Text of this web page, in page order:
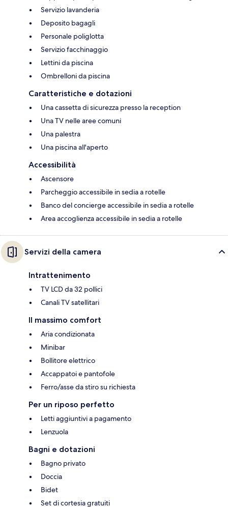
Servizio lavanderia
Deposito bagagli
Personale poliglotta
Servizio facchinaggio
Lettini da piscina
Ombrelloni da piscina
Caratteristiche e dotazioni
Una cassetta di sicurezza presso la reception
Una TV nelle aree comuni
Una palestra
Una piscina all'aperto
Accessibilità
Ascensore
Parcheggio accessibile in sedia a rotelle
Banco del concierge accessibile in sedia a rotelle
Area accoglienza accessibile in sedia a rotelle
Servizi della camera
Intrattenimento
TV LCD da 32 pollici
Canali TV satellitari
Il massimo comfort
Aria condizionata
Minibar
Bollitore elettrico
Accappatoi e pantofole
Ferro/asse da stiro su richiesta
Per un riposo perfetto
Letti aggiuntivi a pagamento
Lenzuola
Bagni e dotazioni
Bagno privato
Doccia
Bidet
Set di cortesia gratuiti